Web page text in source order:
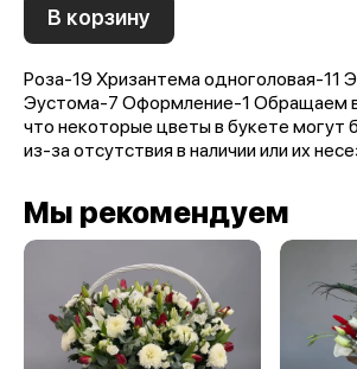
В корзину
Роза-19 Хризантема одноголовая-11
Эустома-7 Оформление-1 Обращаем
что некоторые цветы в букете могут
из-за отсутствия в наличии или их
Мы рекомендуем